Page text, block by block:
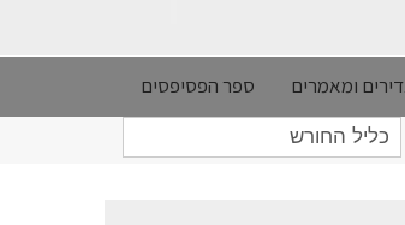
ומאמרים ספר הפסיפסים
חיפוש
עבור: